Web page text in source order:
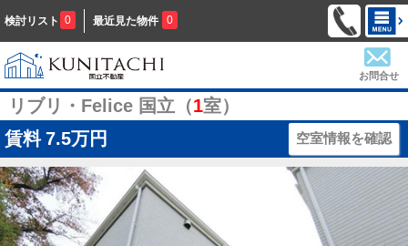
検討リスト 0 最近見た物件 0
お問合せ
リブリ・Felice 国立（1室）
賃料 7.5万円 空室情報を確認